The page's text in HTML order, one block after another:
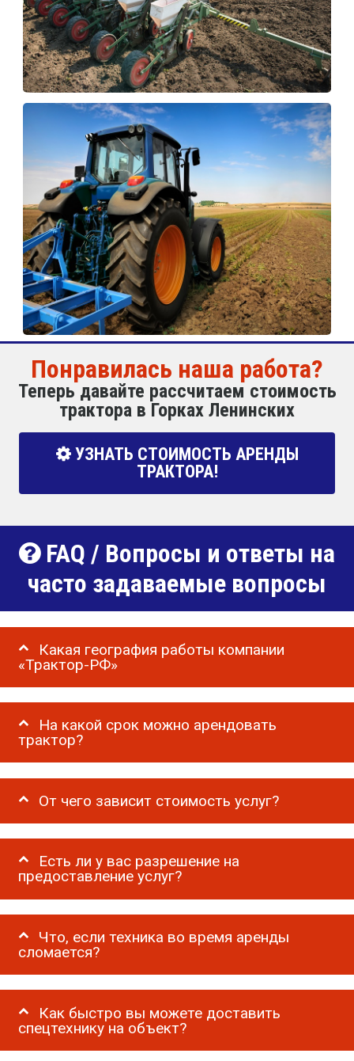
Понравилась наша работа?
Теперь давайте рассчитаем стоимость
трактора в Горках Ленинских
УЗНАТЬ СТОИМОСТЬ АРЕНДЫ
ТРАКТОРА!
FAQ / Вопросы и ответы на
часто задаваемые вопросы
Какая география работы компании
«Трактор-РФ»
На какой срок можно арендовать
трактор?
От чего зависит стоимость услуг?
Есть ли у вас разрешение на
предоставление услуг?
Что, если техника во время аренды
сломается?
Как быстро вы можете доставить
спецтехнику на объект?